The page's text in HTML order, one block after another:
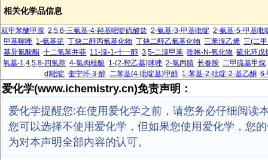
相关化学品信息
双甲苯醚甲胺 2,5,6-三氨基-4-羟基嘧啶硫酸盐 2-氨基-3-甲基吡啶 2-氨基-5-甲基吡
甲基噻唑 1-氨基芘 丁炔二醇丙氧基化物 丁炔二醇乙氧基化物 三苯溴乙烯 三(二
基异氰酸酯 十二氢苯并菲 11-溴-1-十一醇 3,5-二溴甲苯 喹啉-N-氧化物 硫化环戊
氧基-1,4,5,8-四氢萘 4-氯肉桂酸 1-(2-羟乙基)咪唑 2-氯丙腈 长春胺 二甲硫基甲烷
d]嘧啶 奎宁环-3-醇 二苯基(4-吡啶基)甲醇 1-苯基-2-吡啶-2-基乙酮
爱化学(www.ichemistry.cn)免责声明：
爱化学提醒您:在使用爱化学之前，请您务必仔细阅读
您可以选择不使用爱化学，但如果您使用爱化学，您
为对本声明全部内容的认可。